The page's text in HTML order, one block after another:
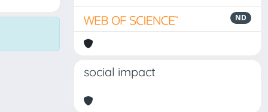
ND
social impact